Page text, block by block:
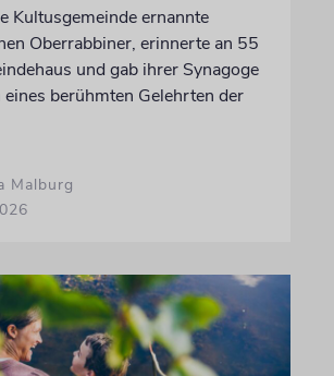
Kultusgemeinde ernannte
Oberrabbiner, erinnerte an 55
und gab ihrer Synagoge
eines berühmten Gelehrten der
Malburg